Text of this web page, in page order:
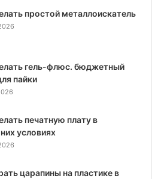
простой металлоискатель
гель-флюс. бюджетный
пайки
печатную плату в
условиях
царапины на пластике в